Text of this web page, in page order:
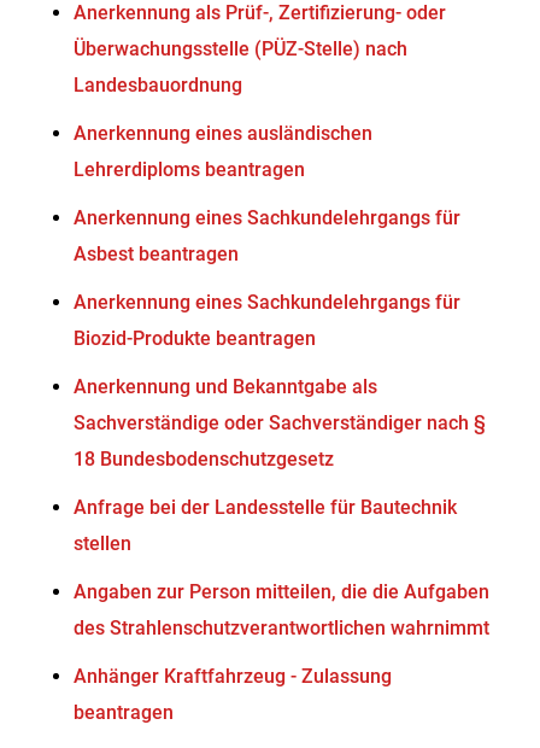
Anerkennung als Prüf-, Zertifizierung- oder
Überwachungsstelle (PÜZ-Stelle) nach
Landesbauordnung
Anerkennung eines ausländischen
Lehrerdiploms beantragen
Anerkennung eines Sachkundelehrgangs für
Asbest beantragen
Anerkennung eines Sachkundelehrgangs für
Biozid-Produkte beantragen
Anerkennung und Bekanntgabe als
Sachverständige oder Sachverständiger nach §
18 Bundesbodenschutzgesetz
Anfrage bei der Landesstelle für Bautechnik
stellen
Angaben zur Person mitteilen, die die Aufgaben
des Strahlenschutzverantwortlichen wahrnimmt
Anhänger Kraftfahrzeug - Zulassung
beantragen